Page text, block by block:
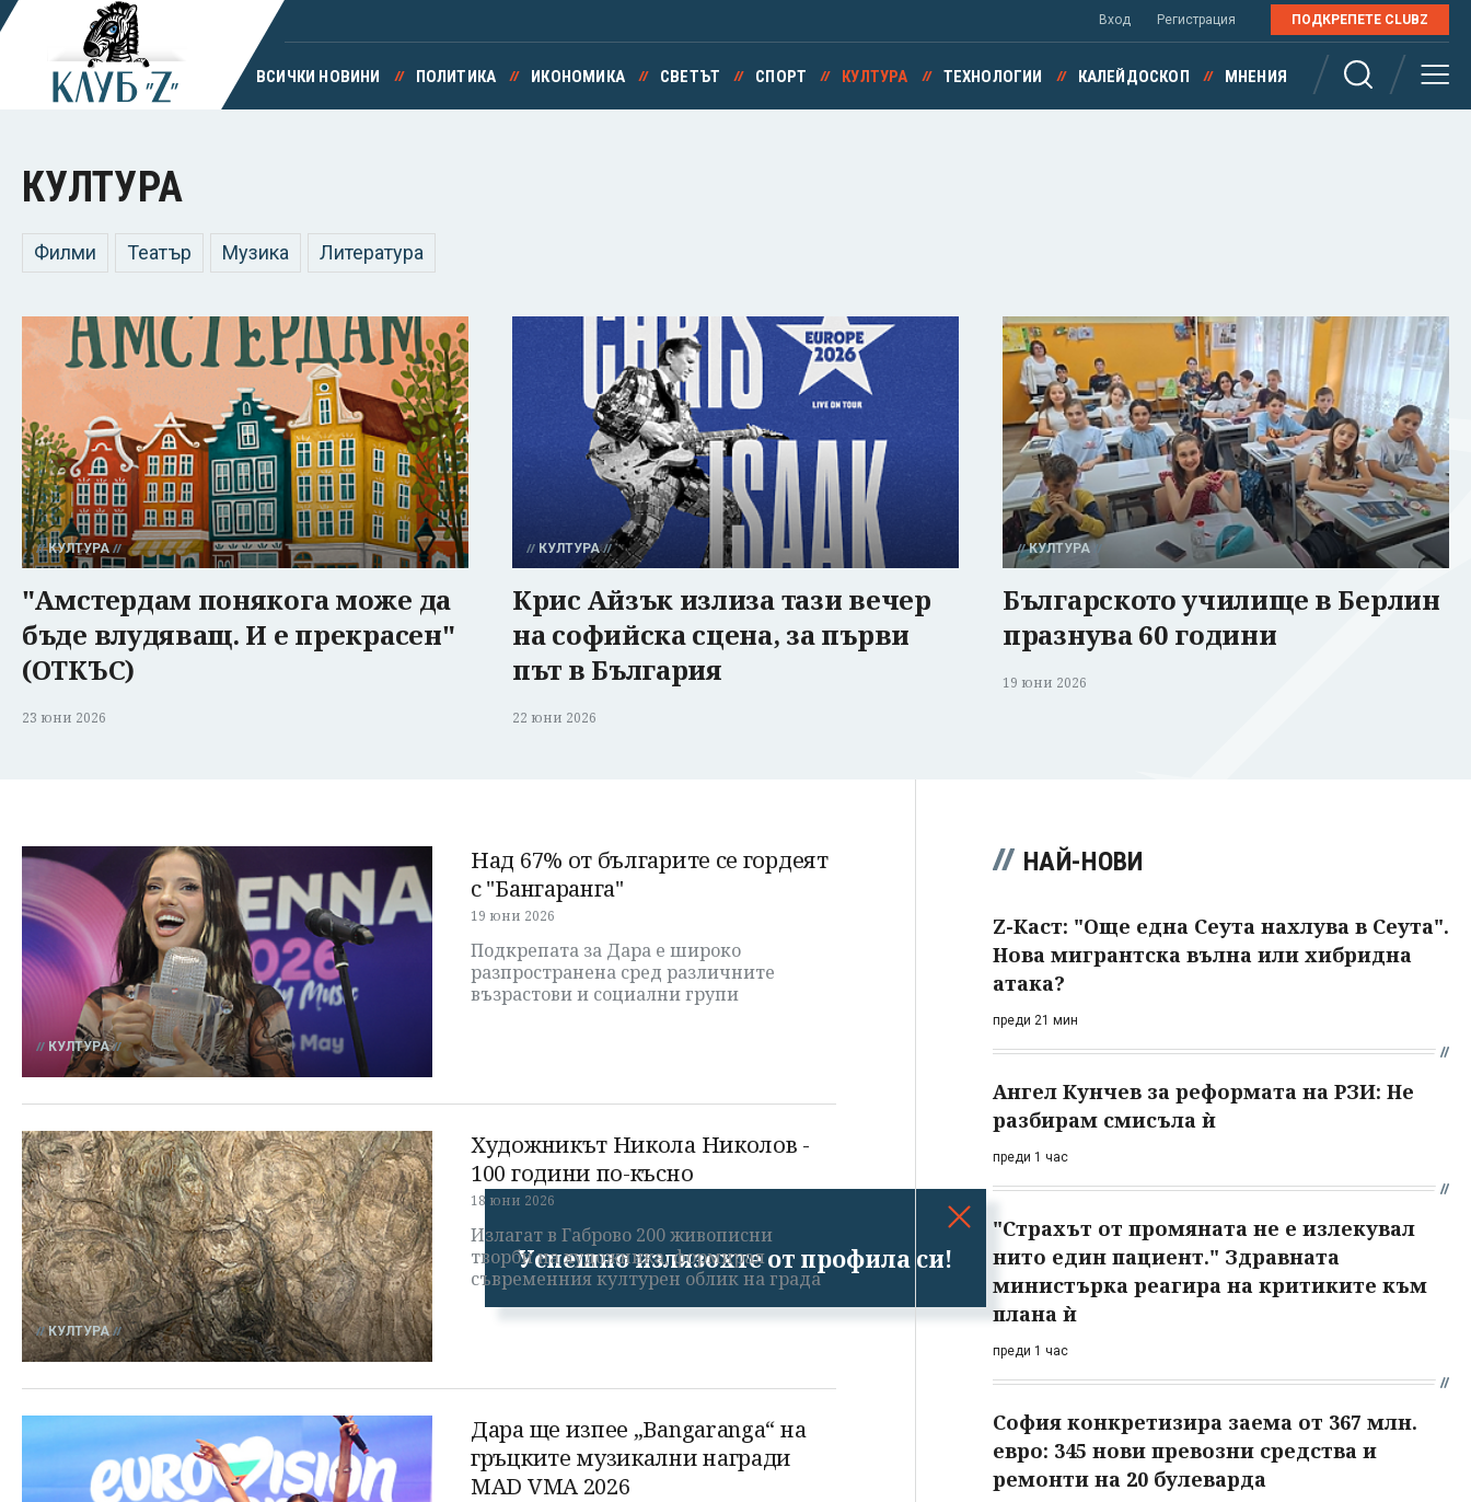
Успешно излязохте от профила си!
Вход Регистрация ПОДКРЕПЕТЕ CLUBZ
ВСИЧКИ НОВИНИ ПОЛИТИКА ИКОНОМИКА СВЕТЪТ СПОРТ КУЛТУРА ТЕХНОЛОГИИ КАЛЕЙДОСКОП МНЕНИЯ
КУЛТУРА
Филми Театър Музика Литература
КУЛТУРА
"Амстердам понякога може да
бъде влудяващ. И е прекрасен"
(ОТКЪС)
23 юни 2026
КУЛТУРА
Крис Айзък излиза тази вечер
на софийска сцена, за първи
път в България
22 юни 2026
КУЛТУРА
Българското училище в Берлин
празнува 60 години
19 юни 2026
КУЛТУРА
Над 67% от българите се гордеят
с "Бангаранга"
19 юни 2026
Подкрепата за Дара е широко
разпространена сред различните
възрастови и социални групи
КУЛТУРА
Художникът Никола Николов -
100 години по-късно
18 юни 2026
Излагат в Габрово 200 живописни
творби на художника, формирал
съвременния културен облик на града
Дара ще изпее „Bangaranga“ на
гръцките музикални награди
MAD VMA 2026
НАЙ-НОВИ
Z-Каст: "Още една Сеута нахлува в Сеута".
Нова мигрантска вълна или хибридна
атака?
преди 21 мин
Ангел Кунчев за реформата на РЗИ: Не
разбирам смисъла ѝ
преди 1 час
"Страхът от промяната не е излекувал
нито един пациент." Здравната
министърка реагира на критиките към
плана ѝ
преди 1 час
София конкретизира заема от 367 млн.
евро: 345 нови превозни средства и
ремонти на 20 булеварда